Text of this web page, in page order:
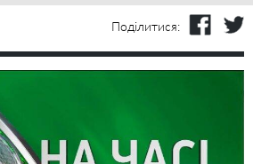
Поділитися: